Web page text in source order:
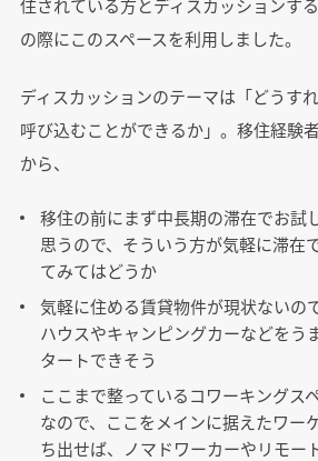
住されている方とディスカッションす
の際にこのスペースを利用しました。
ディスカッションのテーマは「どうす
呼び込むことができるか」。移住経験
から、
移住の前にまず中長期の滞在でお試
思うので、そういう方が気軽に滞在
てみてはどうか
気軽に住める賃貸物件が現状ないの
ハウスやキャンピングカーなどをう
タートできそう
ここまで整っているコワーキングス
なので、ここをメインに据えたワー
ち出せば、ノマドワーカーやリモー